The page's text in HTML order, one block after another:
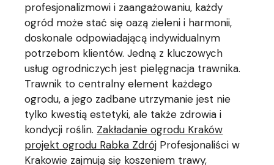
profesjonalizmowi i zaangażowaniu, każdy
ogród może stać się oazą zieleni i harmonii,
doskonale odpowiadającą indywidualnym
potrzebom klientów. Jedną z kluczowych
usług ogrodniczych jest pielęgnacja trawnika.
Trawnik to centralny element każdego
ogrodu, a jego zadbane utrzymanie jest nie
tylko kwestią estetyki, ale także zdrowia i
kondycji roślin. Zakładanie ogrodu Kraków
projekt ogrodu Rabka Zdrój Profesjonaliści w
Krakowie zajmują się koszeniem trawy,